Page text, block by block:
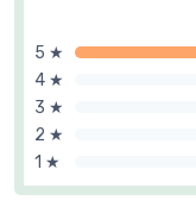
5 ★
4 ★
3 ★
2 ★
1 ★